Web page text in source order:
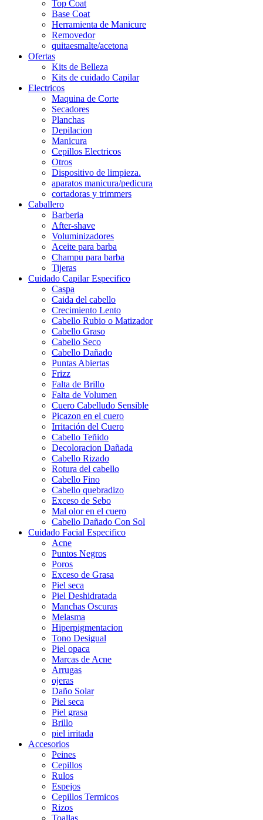
Top Coat
Base Coat
Herramienta de Manicure
Removedor
quitaesmalte/acetona
Ofertas
Kits de Belleza
Kits de cuidado Capilar
Electricos
Maquina de Corte
Secadores
Planchas
Depilacion
Manicura
Cepillos Electricos
Otros
Dispositivo de limpieza.
aparatos manicura/pedicura
cortadoras y trimmers
Caballero
Barberia
After-shave
Voluminizadores
Aceite para barba
Champu para barba
Tijeras
Cuidado Capilar Especifico
Caspa
Caida del cabello
Crecimiento Lento
Cabello Rubio o Matizador
Cabello Graso
Cabello Seco
Cabello Dañado
Puntas Abiertas
Frizz
Falta de Brillo
Falta de Volumen
Cuero Cabelludo Sensible
Picazon en el cuero
Irritación del Cuero
Cabello Teñido
Decoloracion Dañada
Cabello Rizado
Rotura del cabello
Cabello Fino
Cabello quebradizo
Exceso de Sebo
Mal olor en el cuero
Cabello Dañado Con Sol
Cuidado Facial Especifico
Acne
Puntos Negros
Poros
Exceso de Grasa
Piel seca
Piel Deshidratada
Manchas Oscuras
Melasma
Hiperpigmentacion
Tono Desigual
Piel opaca
Marcas de Acne
Arrugas
ojeras
Daño Solar
Piel seca
Piel grasa
Brillo
piel irritada
Accesorios
Peines
Cepillos
Rulos
Espejos
Cepillos Termicos
Rizos